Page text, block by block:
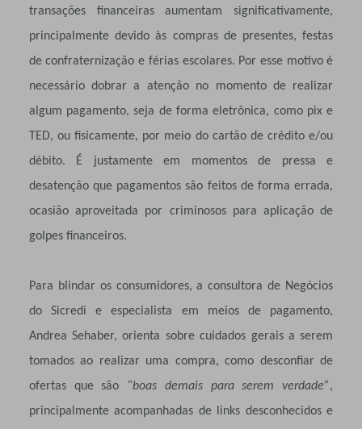
transações financeiras aumentam significativamente,
principalmente devido às compras de presentes, festas
de confraternização e férias escolares. Por esse motivo é
necessário dobrar a atenção no momento de realizar
algum pagamento, seja de forma eletrônica, como pix e
TED, ou fisicamente, por meio do cartão de crédito e/ou
débito. É justamente em momentos de pressa e
desatenção que pagamentos são feitos de forma errada,
ocasião aproveitada por criminosos para aplicação de
golpes financeiros.
Para blindar os consumidores, a consultora de Negócios
do Sicredi e especialista em meios de pagamento,
Andrea Sehaber, orienta sobre cuidados gerais a serem
tomados ao realizar uma compra, como desconfiar de
ofertas que são
“boas demais para serem verdade”,
principalmente acompanhadas de links desconhecidos e